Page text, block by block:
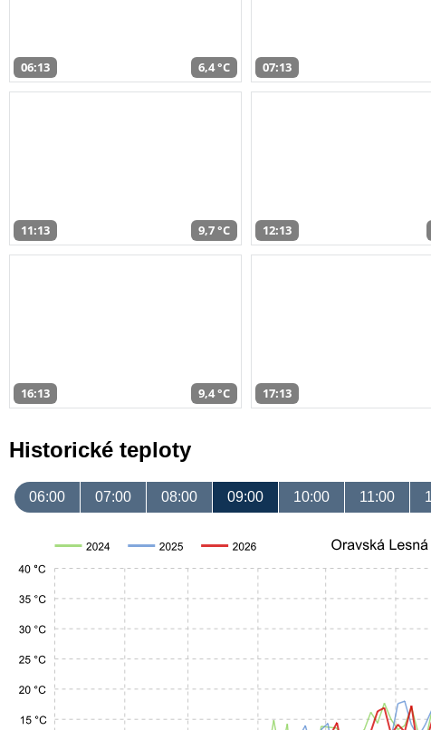
06:13 6,4 °C 07:13
11:13 9,7 °C 12:13
16:13 9,4 °C 17:13
Historické teploty
06:00 07:00 08:00 09:00 10:00 11:00